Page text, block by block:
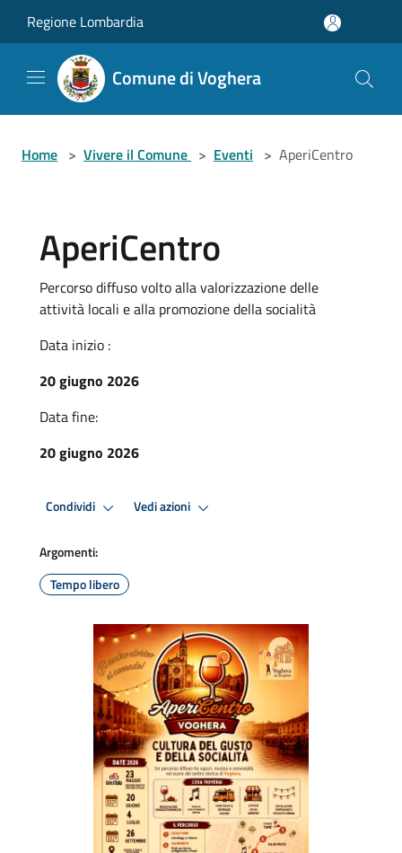
Regione Lombardia
Comune di Voghera
Home > Vivere il Comune > Eventi > AperiCentro
AperiCentro
Percorso diffuso volto alla valorizzazione delle
attività locali e alla promozione della socialità
Data inizio :
20 giugno 2026
Data fine:
20 giugno 2026
Condividi Vedi azioni
Argomenti:
Tempo libero